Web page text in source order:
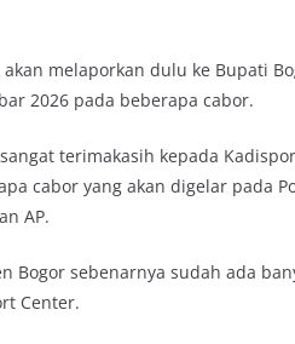
akan melaporkan dulu ke Bupati
2026 pada beberapa cabor.
terimakasih kepada
cabor yang akan digelar pada
AP.
Bogor sebenarnya sudah ada
Center.